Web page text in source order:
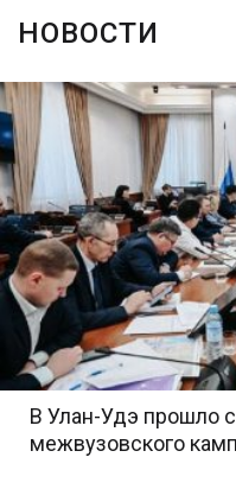
НОВОСТИ
В Улан-Удэ прошло
межвузовского